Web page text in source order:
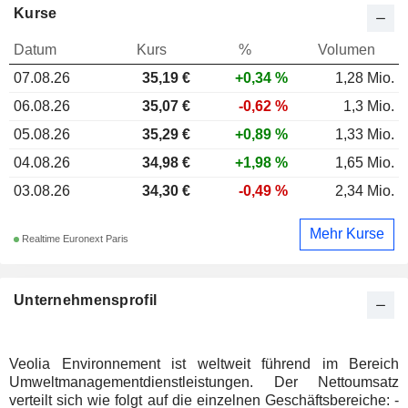
Unternehmensprofil
Veolia Environnement ist weltweit führend im Bereich
Umweltmanagementdienstleistungen. Der Nettoumsatz
verteilt sich wie folgt auf die einzelnen Geschäftsbereiche: -
Kurse
Datum Kurs %
Volumen
07.08.26
35,19 € +0,34 %
1,28 Mio.
06.08.26
35,07 € -0,62 %
1,3 Mio.
05.08.26
35,29 € +0,89 %
1,33 Mio.
04.08.26
34,98 € +1,98 %
1,65 Mio.
03.08.26
34,30 € -0,49 % 2,34 Mio.
Realtime Euronext Paris Mehr Kurse